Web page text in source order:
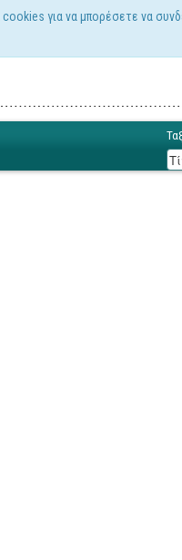
για να μπορέσετε να